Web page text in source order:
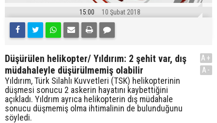
15:00 10 Şubat 2018
Düşürülen helikopter/ Yıldırım: 2 şehit var, dış
müdahaleyle düşürülmemiş olabilir
Yıldırım, Türk Silahlı Kuvvetleri (TSK) helikopterinin
düşmesi sonucu 2 askerin hayatını kaybettiğini
açıkladı. Yıldrım ayrıca helikopterin dış müdahale
sonucu düşmemiş olma ihtimalinin de bulunduğunu
söyledi.
A+
A-